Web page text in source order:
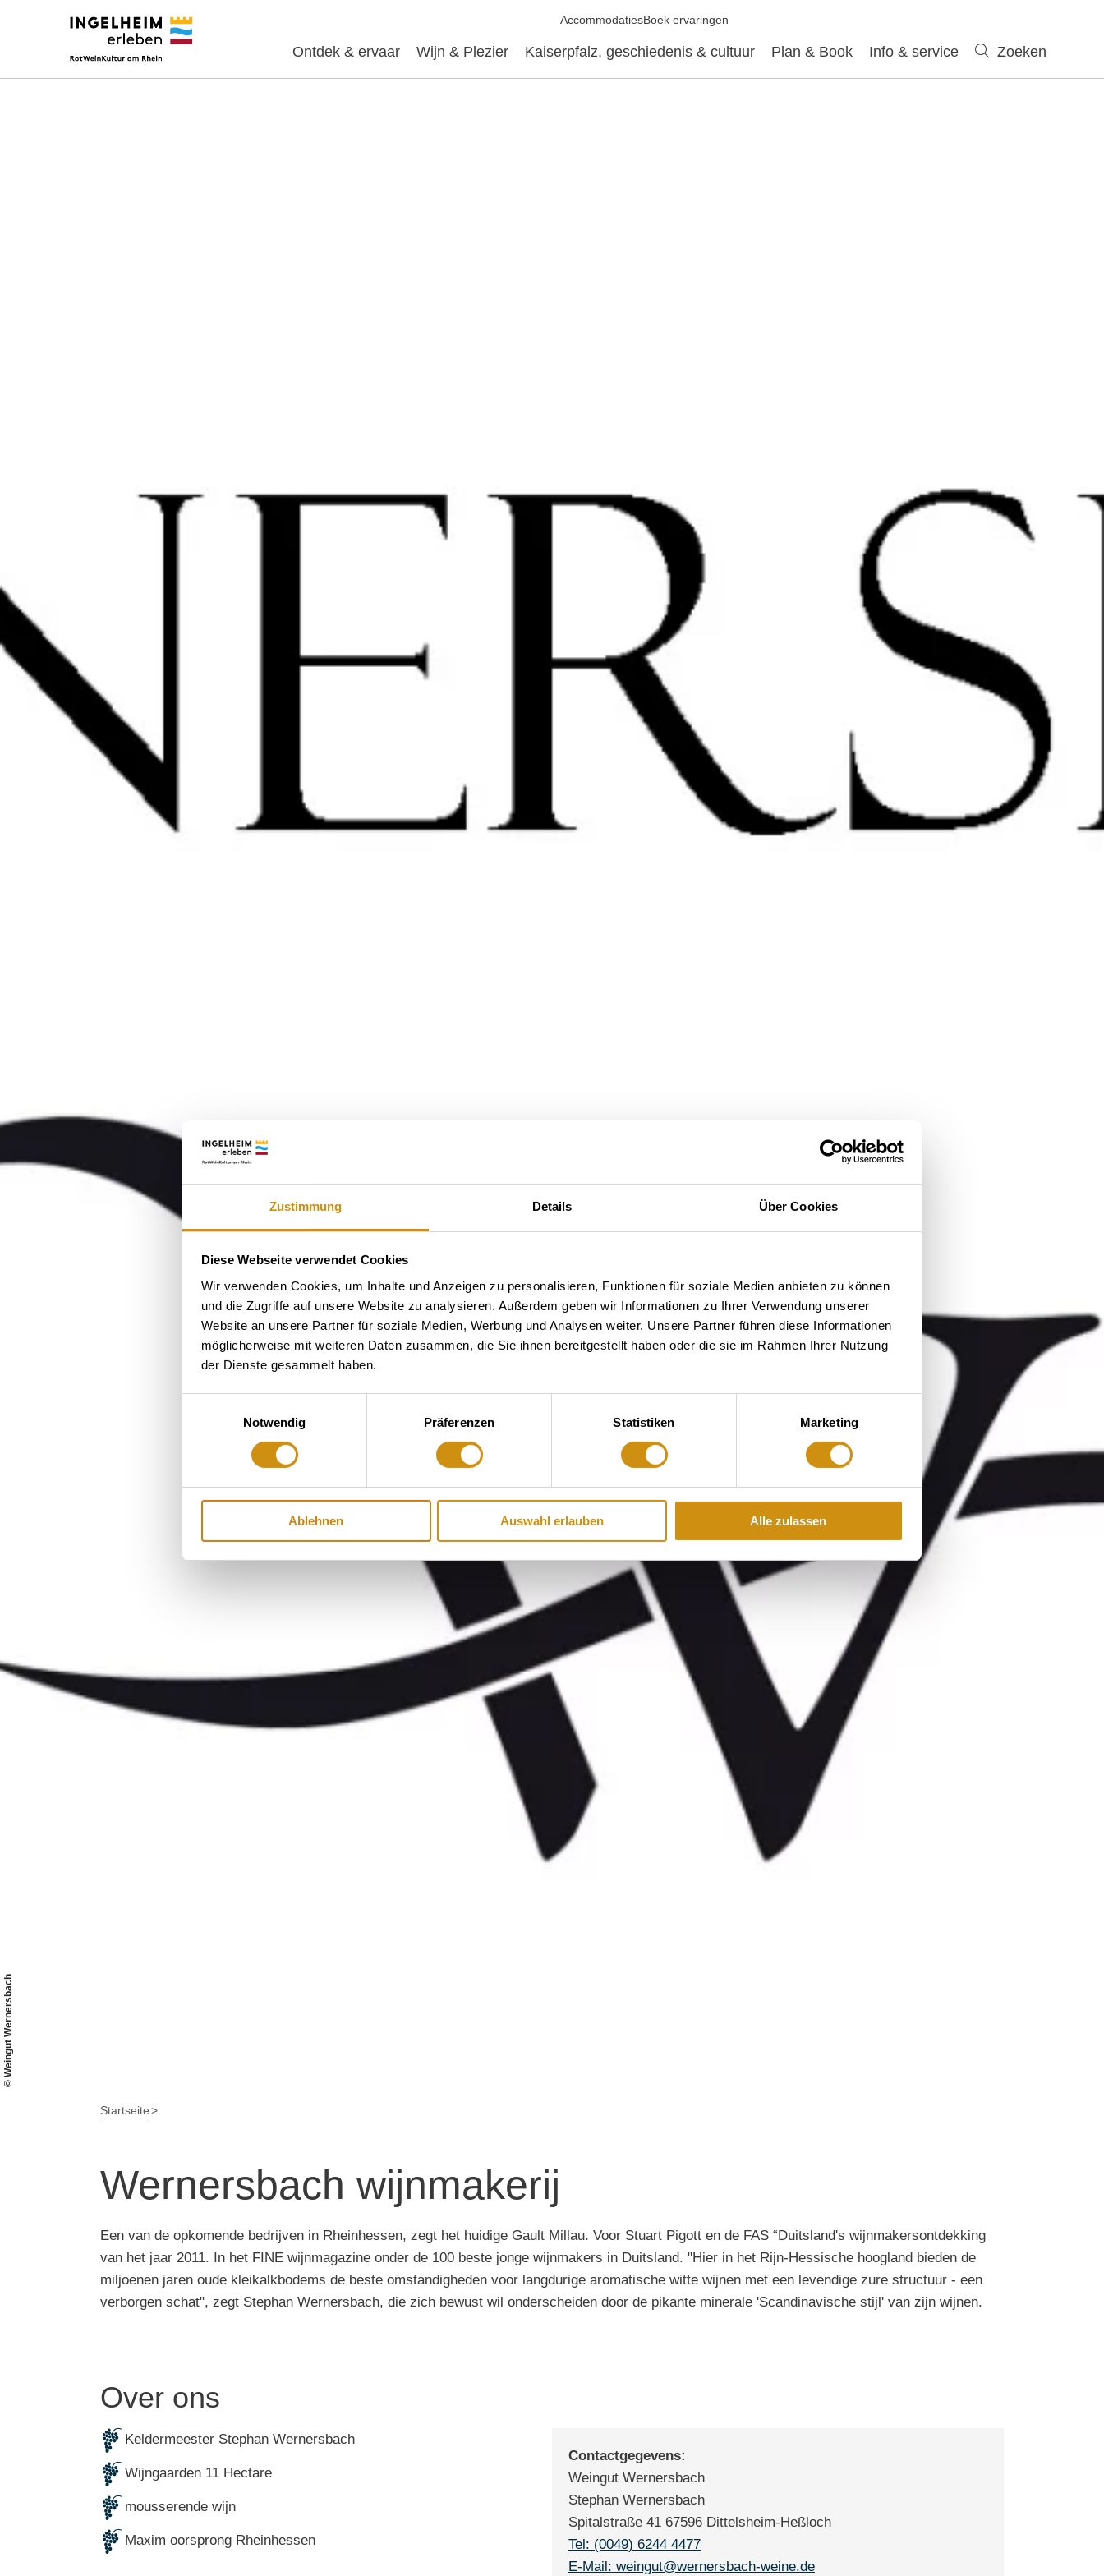
Zustimmung Details Über Cookies
Diese Webseite verwendet Cookies
Wir verwenden Cookies, um Inhalte und Anzeigen zu personalisieren, Funktionen für soziale Medien anbieten zu können
und die Zugriffe auf unsere Website zu analysieren. Außerdem geben wir Informationen zu Ihrer Verwendung unserer
Website an unsere Partner für soziale Medien, Werbung und Analysen weiter. Unsere Partner führen diese Informationen
möglicherweise mit weiteren Daten zusammen, die Sie ihnen bereitgestellt haben oder die sie im Rahmen Ihrer Nutzung
der Dienste gesammelt haben.
Notwendig
Präferenzen Statistiken Marketing
Ablehnen Auswahl erlauben Alle zulassen
Ontdek & ervaar Wijn & Plezier Kaiserpfalz, geschiedenis & cultuur Plan & Book Info & service Zoeken
AccommodatiesBoek ervaringen
© Weingut Wernersbach
Startseite
Wernersbach wijnmakerij
Een van de opkomende bedrijven in Rheinhessen, zegt het huidige Gault Millau. Voor Stuart Pigott en de FAS “Duitsland's wijnmakersontdekking
van het jaar 2011. In het FINE wijnmagazine onder de 100 beste jonge wijnmakers in Duitsland. "Hier in het Rijn-Hessische hoogland bieden de
miljoenen jaren oude kleikalkbodems de beste omstandigheden voor langdurige aromatische witte wijnen met een levendige zure structuur - een
verborgen schat", zegt Stephan Wernersbach, die zich bewust wil onderscheiden door de pikante minerale 'Scandinavische stijl' van zijn wijnen.
Over ons
Keldermeester Stephan Wernersbach
Wijngaarden 11 Hectare
mousserende wijn
Maxim oorsprong Rheinhessen
Contactgegevens:
Weingut Wernersbach
Stephan Wernersbach
Spitalstraße 41 67596 Dittelsheim-Heßloch
Tel: (0049) 6244 4477
E-Mail: weingut@wernersbach-weine.de